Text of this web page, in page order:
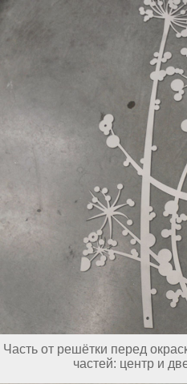
Часть от решётки перед
частей: центр и